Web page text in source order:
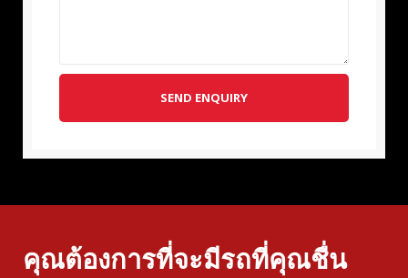
SEND ENQUIRY
คุณต้องการที่จะมีรถที่คุณชื่น